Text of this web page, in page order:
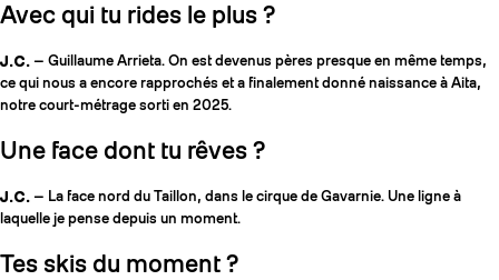
Avec qui tu rides le plus ?
J.C. — Guillaume Arrieta. On est devenus pères presque en même temps,
ce qui nous a encore rapprochés et a finalement donné naissance à Aita,
notre court-métrage sorti en 2025.
Une face dont tu rêves ?
J.C. — La face nord du Taillon, dans le cirque de Gavarnie. Une ligne à
laquelle je pense depuis un moment.
Tes skis du moment ?